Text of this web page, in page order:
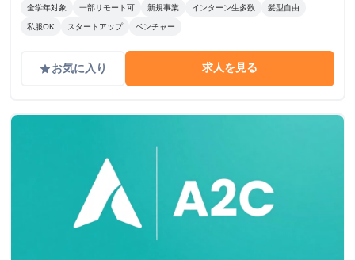
全学年対象 一部リモート可 新規事業 インターン生多数 髪型自由
私服OK スタートアップ ベンチャー
gradeお気に入り 求人を見る